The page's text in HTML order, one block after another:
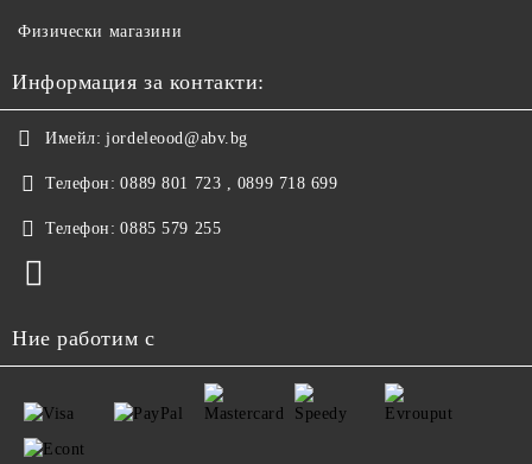
Физически магазини
Информация за контакти:
Имейл: jordeleood@abv.bg
Телефон: 0889 801 723 , 0899 718 699
Телефон: 0885 579 255
Ние работим с